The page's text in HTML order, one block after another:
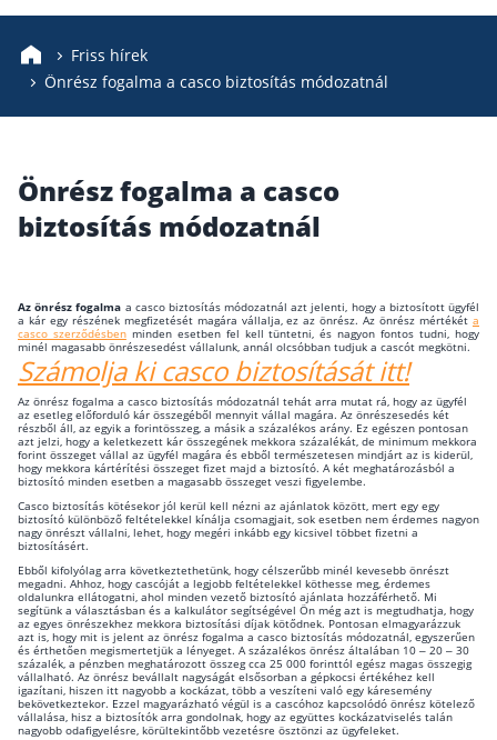
Kapcsolat
Bejelentkezés
Posta Biztosító
Union Biztosító
Wáberer Hungária Biztosító
Gépjárműs hírek
Friss hírek
Önrész fogalma a casco biztosítás módozatnál
Önrész fogalma a casco
biztosítás módozatnál
Az önrész fogalma a casco biztosítás módozatnál azt jelenti, hogy a biztosított ügyfél
a kár egy részének megfizetését magára vállalja, ez az önrész. Az önrész mértékét a
casco szerződésbenminden esetben fel kell tüntetni, és nagyon fontos tudni, hogy
minél magasabb önrészesedést vállalunk, annál olcsóbban tudjuk a cascót megkötni.
Számolja ki casco biztosítását itt!
Az önrész fogalma a casco biztosítás módozatnál tehát arra mutat rá, hogy az ügyfél
az esetleg előforduló kár összegéből mennyit vállal magára. Az önrészesedés két
részből áll, az egyik a forintösszeg, a másik a százalékos arány. Ez egészen pontosan
azt jelzi, hogy a keletkezett kár összegének mekkora százalékát, de minimum mekkora
forint összeget vállal az ügyfél magára és ebből természetesen mindjárt az is kiderül,
hogy mekkora kártérítési összeget fizet majd a biztosító. A két meghatározásból a
biztosító minden esetben a magasabb összeget veszi figyelembe.
Casco biztosítás kötésekor jól kerül kell nézni az ajánlatok között, mert egy egy
biztosító különböző feltételekkel kínálja csomagjait, sok esetben nem érdemes nagyon
nagy önrészt vállalni, lehet, hogy megéri inkább egy kicsivel többet fizetni a
biztosításért.
Ebből kifolyólag arra következtethetünk, hogy célszerűbb minél kevesebb önrészt
megadni. Ahhoz, hogy cascóját a legjobb feltételekkel köthesse meg, érdemes
oldalunkra ellátogatni, ahol minden vezető biztosító ajánlata hozzáférhető. Mi
segítünk a választásban és a kalkulátor segítségével Ön még azt is megtudhatja, hogy
az egyes önrészekhez mekkora biztosítási díjak kötődnek. Pontosan elmagyarázzuk
azt is, hogy mit is jelent az önrész fogalma a casco biztosítás módozatnál, egyszerűen
és érthetően megismertetjük a lényeget. A százalékos önrész általában 10 – 20 – 30
százalék, a pénzben meghatározott összeg cca 25 000 forinttól egész magas összegig
vállalható. Az önrész bevállalt nagyságát elsősorban a gépkocsi értékéhez kell
igazítani, hiszen itt nagyobb a kockázat, több a veszíteni való egy káresemény
bekövetkeztekor. Ezzel magyarázható végül is a cascóhoz kapcsolódó önrész kötelező
vállalása, hisz a biztosítók arra gondolnak, hogy az együttes kockázatviselés talán
nagyobb odafigyelésre, körültekintőbb vezetésre ösztönzi az ügyfeleket.